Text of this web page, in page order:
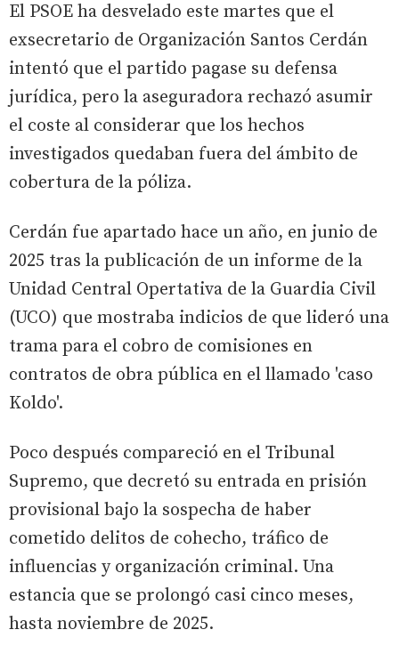
El PSOE ha desvelado este martes que el
exsecretario de Organización Santos Cerdán
intentó que el partido pagase su defensa
jurídica, pero la aseguradora rechazó asumir
el coste al considerar que los hechos
investigados quedaban fuera del ámbito de
cobertura de la póliza.
Cerdán fue apartado hace un año, en junio de
2025 tras la publicación de un informe de la
Unidad Central Opertativa de la Guardia Civil
(UCO) que mostraba indicios de que lideró una
trama para el cobro de comisiones en
contratos de obra pública en el llamado 'caso
Koldo'.
Poco después compareció en el Tribunal
Supremo, que decretó su entrada en prisión
provisional bajo la sospecha de haber
cometido delitos de cohecho, tráfico de
influencias y organización criminal. Una
estancia que se prolongó casi cinco meses,
hasta noviembre de 2025.